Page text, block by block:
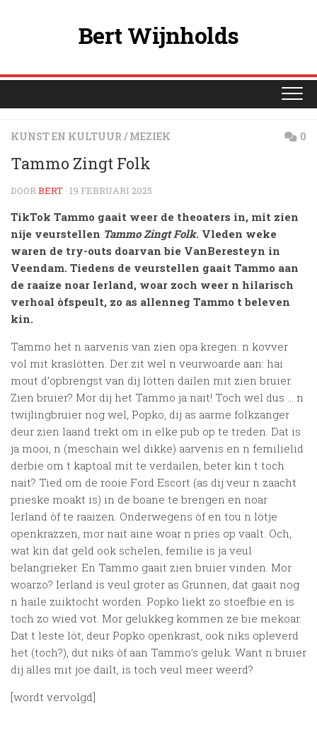
Bert Wijnholds
KUNST EN KULTUUR/ MEZIEK 0
Tammo Zingt Folk
DOORBERT · 19 FEBRUARI 2025
TikTok Tammo gaait weer de theoaters in, mit zien
nije veurstellen Tammo Zingt Folk. Vleden weke
waren de try-outs doarvan bie VanBeresteyn in
Veendam. Tiedens de veurstellen gaait Tammo aan
de raaize noar Ierland, woar zoch weer n hilarisch
verhoal òfspeult, zo as allenneg Tammo t beleven
kin.
Tammo het n aarvenis van zien opa kregen: n kovver
vol mit kraslötten. Der zit wel n veurwoarde aan: hai
mout d’opbrengst van dij lötten dailen mit zien bruier.
Zien bruier? Mor dij het Tammo ja nait! Toch wel dus … n
twijlingbruier nog wel, Popko, dij as aarme folkzanger
deur zien laand trekt om in elke pub op te treden. Dat is
ja mooi, n (meschain wel dikke) aarvenis en n femilielid
derbie om t kaptoal mit te verdailen, beter kin t toch
nait? Tied om de rooie Ford Escort (as dij veur n zaacht
prieske moakt is) in de boane te brengen en noar
Ierland òf te raaizen. Onderwegens òf en tou n lötje
openkrazzen, mor nait aine woar n pries op vaalt. Och,
wat kin dat geld ook schelen, femilie is ja veul
belangrieker. En Tammo gaait zien bruier vinden. Mor
woarzo? Ierland is veul groter as Grunnen, dat gaait nog
n haile zuiktocht worden. Popko liekt zo stoefbie en is
toch zo wied vot. Mor gelukkeg kommen ze bie mekoar.
Dat t leste löt, deur Popko openkrast, ook niks opleverd
het (toch?), dut niks òf aan Tammo’s geluk. Want n bruier
dij alles mit joe dailt, is toch veul meer weerd?
[wordt vervolgd]